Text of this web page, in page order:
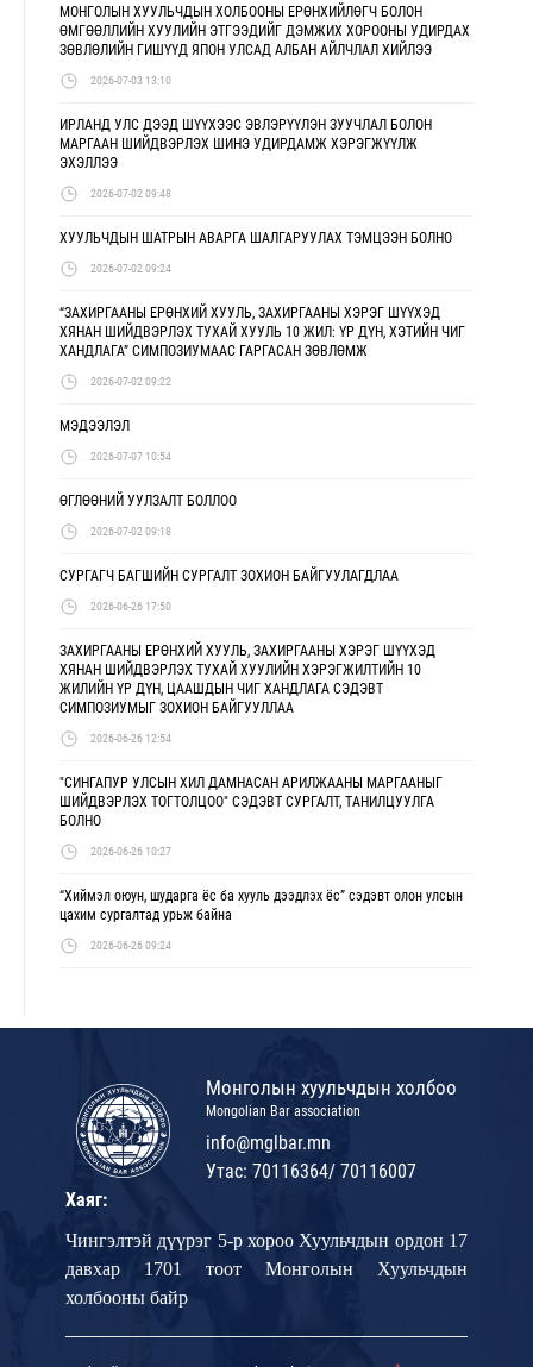
МОНГОЛЫН ХУУЛЬЧДЫН ХОЛБООНЫ ЕРӨНХИЙЛӨГЧ БОЛОН
ӨМГӨӨЛЛИЙН ХУУЛИЙН ЭТГЭЭДИЙГ ДЭМЖИХ ХОРООНЫ УДИРДАХ
ЗӨВЛӨЛИЙН ГИШҮҮД ЯПОН УЛСАД АЛБАН АЙЛЧЛАЛ ХИЙЛЭЭ
2026-07-03 13:10
ИРЛАНД УЛС ДЭЭД ШҮҮХЭЭС ЭВЛЭРҮҮЛЭН ЗУУЧЛАЛ БОЛОН
МАРГААН ШИЙДВЭРЛЭХ ШИНЭ УДИРДАМЖ ХЭРЭГЖҮҮЛЖ
ЭХЭЛЛЭЭ
2026-07-02 09:48
ХУУЛЬЧДЫН ШАТРЫН АВАРГА ШАЛГАРУУЛАХ ТЭМЦЭЭН БОЛНО
2026-07-02 09:24
“ЗАХИРГААНЫ ЕРӨНХИЙ ХУУЛЬ, ЗАХИРГААНЫ ХЭРЭГ ШҮҮХЭД
ХЯНАН ШИЙДВЭРЛЭХ ТУХАЙ ХУУЛЬ 10 ЖИЛ: ҮР ДҮН, ХЭТИЙН ЧИГ
ХАНДЛАГА” СИМПОЗИУМААС ГАРГАСАН ЗӨВЛӨМЖ
2026-07-02 09:22
МЭДЭЭЛЭЛ
2026-07-07 10:54
ӨГЛӨӨНИЙ УУЛЗАЛТ БОЛЛОО
2026-07-02 09:18
СУРГАГЧ БАГШИЙН СУРГАЛТ ЗОХИОН БАЙГУУЛАГДЛАА
2026-06-26 17:50
ЗАХИРГААНЫ ЕРӨНХИЙ ХУУЛЬ, ЗАХИРГААНЫ ХЭРЭГ ШҮҮХЭД
ХЯНАН ШИЙДВЭРЛЭХ ТУХАЙ ХУУЛИЙН ХЭРЭГЖИЛТИЙН 10
ЖИЛИЙН ҮР ДҮН, ЦААШДЫН ЧИГ ХАНДЛАГА СЭДЭВТ
СИМПОЗИУМЫГ ЗОХИОН БАЙГУУЛЛАА
2026-06-26 12:54
"СИНГАПУР УЛСЫН ХИЛ ДАМНАСАН АРИЛЖААНЫ МАРГААНЫГ
ШИЙДВЭРЛЭХ ТОГТОЛЦОО" СЭДЭВТ СУРГАЛТ, ТАНИЛЦУУЛГА
БОЛНО
2026-06-26 10:27
“Хиймэл оюун, шударга ёс ба хууль дээдлэх ёс” сэдэвт олон улсын
цахим сургалтад урьж байна
2026-06-26 09:24
Монголын хуульчдын холбоо
Mongolian Bar association
info@mglbar.mn
Утас: 70116364/ 70116007
Хаяг:
Чингэлтэй дүүрэг 5-р хороо Хуульчдын ордон 17
давхар 1701 тоот Монголын Хуульчдын
холбооны байр